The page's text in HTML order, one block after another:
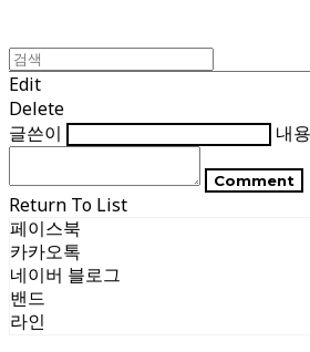
Edit
Delete
글쓴이
내용
Comment
Return To List
페이스북
카카오톡
네이버 블로그
밴드
라인